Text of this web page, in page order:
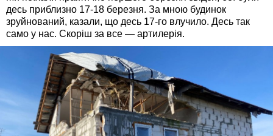
десь приблизно 17-18 березня. За мною будинок
зруйнований, казали, що десь 17-го влучило. Десь так
само у нас. Скоріш за все — артилерія.